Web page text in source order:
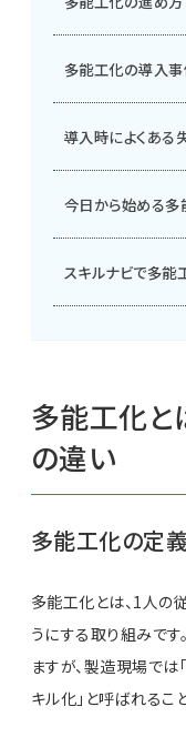
多能工化の導入
導入時によくある
今日から始める多
スキルナビで多能
多能工化と
の違い
多能工化の定
多能工化とは、1人の
うにする取り組みです
ますが、製造現場では
キル化」と呼ばれるこ